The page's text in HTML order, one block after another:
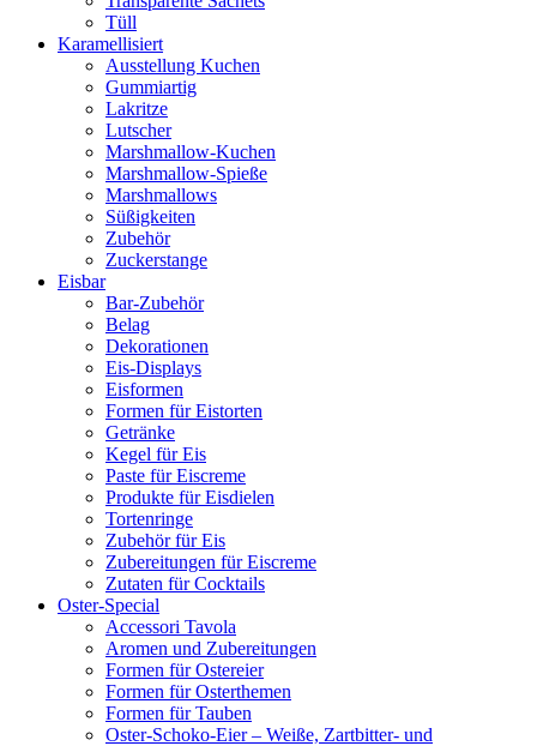
Tüll
Karamellisiert
Ausstellung Kuchen
Gummiartig
Lakritze
Lutscher
Marshmallow-Kuchen
Marshmallow-Spieße
Marshmallows
Süßigkeiten
Zubehör
Zuckerstange
Eisbar
Bar-Zubehör
Belag
Dekorationen
Eis-Displays
Eisformen
Formen für Eistorten
Getränke
Kegel für Eis
Paste für Eiscreme
Produkte für Eisdielen
Tortenringe
Zubehör für Eis
Zubereitungen für Eiscreme
Zutaten für Cocktails
Oster-Special
Accessori Tavola
Aromen und Zubereitungen
Formen für Ostereier
Formen für Osterthemen
Formen für Tauben
Oster-Schoko-Eier – Weiße, Zartbitter- und